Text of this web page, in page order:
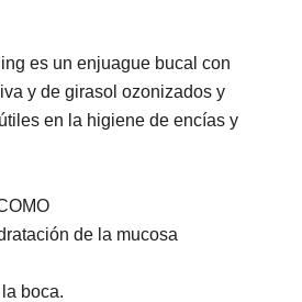
es un enjuague bucal con
y de girasol ozonizados y
en la higiene de encías y
de la mucosa
boca.